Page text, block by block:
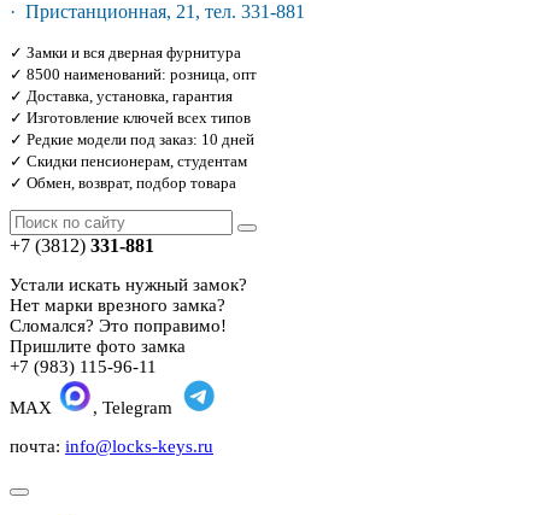
· Пристанционная, 21, тел. 331-881
✓ Замки и вся дверная фурнитура
✓ 8500 наименований: розница, опт
✓ Доставка, установка, гарантия
✓ Изготовление ключей всех типов
✓ Редкие модели под заказ: 10 дней
✓ Скидки пенсионерам, студентам
✓ Обмен, возврат, подбор товара
+7 (3812) 331-881
Устали искать нужный замок?
Нет марки врезного замка?
Сломался? Это поправимо!
Пришлите фото замка
+7 (983) 115-96-11
MAX
, Telegram
почта: info@locks-keys.ru